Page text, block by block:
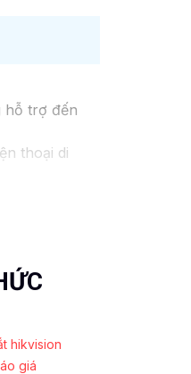
hỗ trợ đến
thoại di
gian và
hikvision
giá